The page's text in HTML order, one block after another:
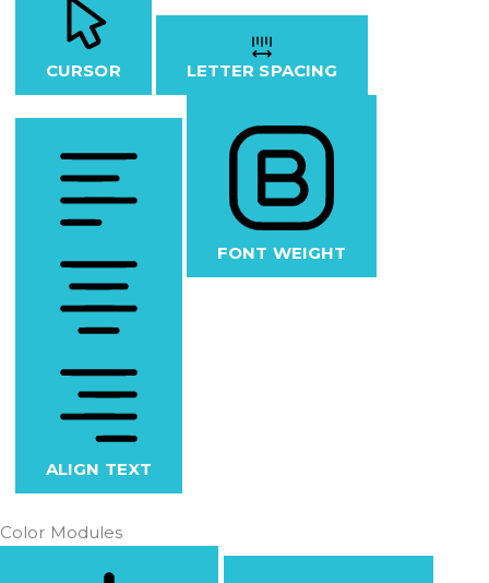
CURSOR LETTER SPACING
ALIGN TEXT
FONT WEIGHT
Color Modules